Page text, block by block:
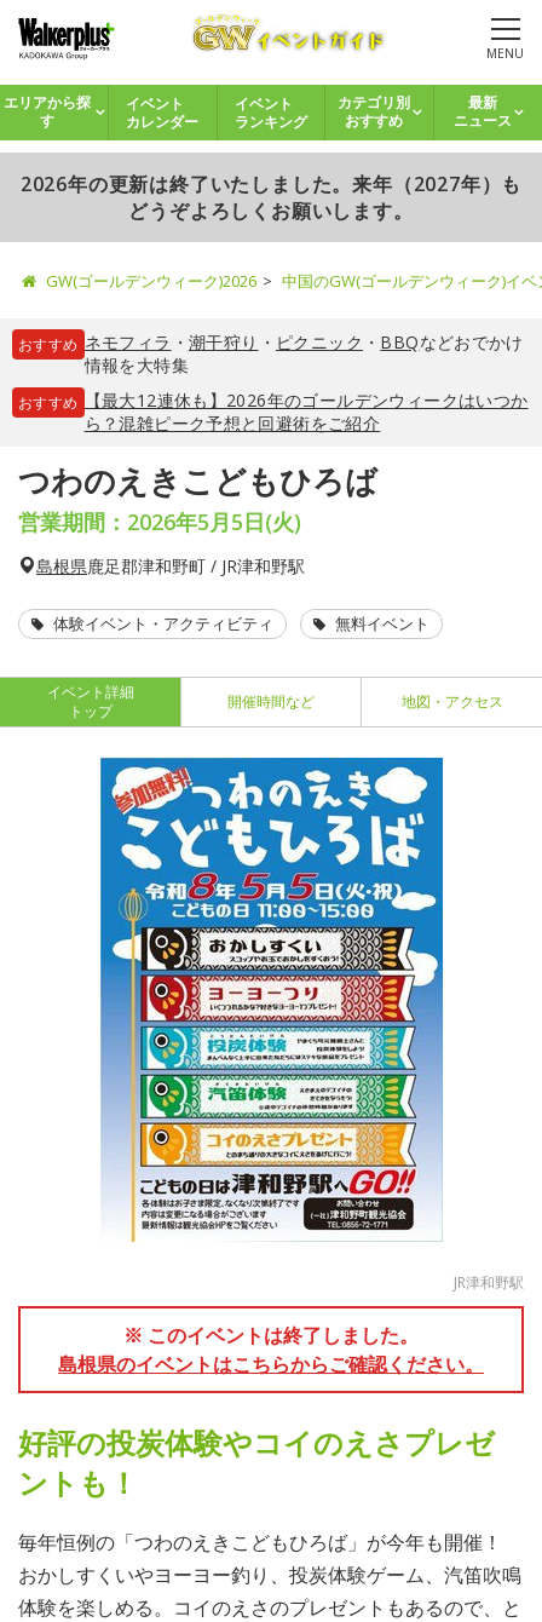
MENU
エリアから探
す
イベント
カレンダー
イベント
ランキング
カテゴリ別
おすすめ
最新
ニュース
2026年の更新は終了いたしました。来年（2027年）も
どうぞよろしくお願いします。
GW(ゴールデンウィーク)2026 中国のGW(ゴールデンウィーク)イ
おすすめ ネモフィラ ・ 潮干狩り ・ ピクニック ・ BBQなどおでかけ
情報を大特集
おすすめ
【最大12連休も】2026年のゴールデンウィークはいつか
ら？混雑ピーク予想と回避術をご紹介
つわのえきこどもひろば
営業期間：2026年5月5日(火)
島根県鹿足郡津和野町 / JR津和野駅
体験イベント・アクティビティ 無料イベント
イベント詳細
トップ
開催時間など 地図・アクセス
JR津和野駅
※ このイベントは終了しました。
島根県のイベントはこちらからご確認ください。
好評の投炭体験やコイのえさプレゼ
ントも！
毎年恒例の「つわのえきこどもひろば」が今年も開催！
おかしすくいやヨーヨー釣り、投炭体験ゲーム、汽笛吹鳴
体験を楽しめる。コイのえさのプレゼントもあるので、と